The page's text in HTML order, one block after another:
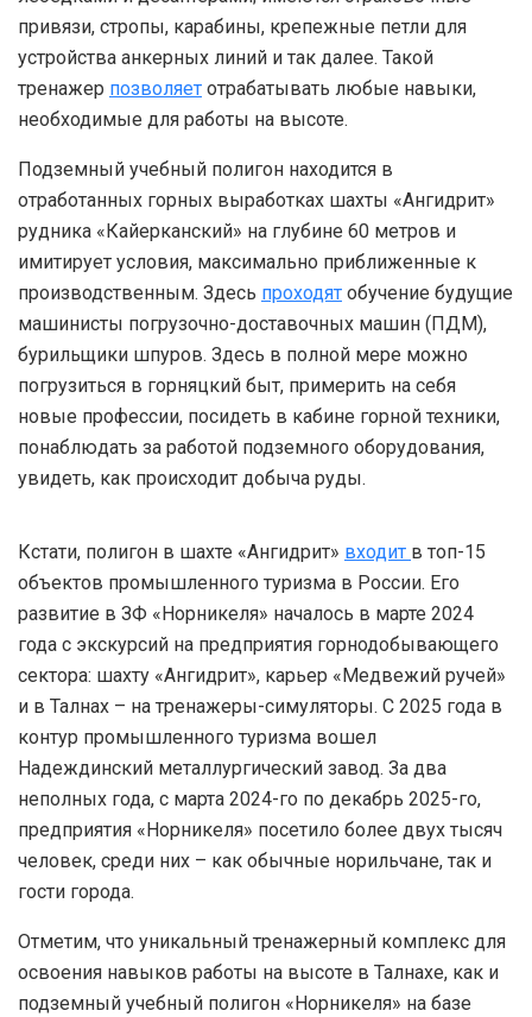
привязи, стропы, карабины, крепежные петли для
устройства анкерных линий и так далее. Такой
тренажер позволяет отрабатывать любые навыки,
необходимые для работы на высоте.
Подземный учебный полигон находится в
отработанных горных выработках шахты «Ангидрит»
рудника «Кайерканский» на глубине 60 метров и
имитирует условия, максимально приближенные к
производственным. Здесь проходят обучение будущие
машинисты погрузочно-доставочных машин (ПДМ),
бурильщики шпуров. Здесь в полной мере можно
погрузиться в горняцкий быт, примерить на себя
новые профессии, посидеть в кабине горной техники,
понаблюдать за работой подземного оборудования,
увидеть, как происходит добыча руды.
Кстати, полигон в шахте «Ангидрит» входит в топ-15
объектов промышленного туризма в России. Его
развитие в ЗФ «Норникеля» началось в марте 2024
года с экскурсий на предприятия горнодобывающего
сектора: шахту «Ангидрит», карьер «Медвежий ручей»
и в Талнах – на тренажеры-симуляторы. С 2025 года в
контур промышленного туризма вошел
Надеждинский металлургический завод. За два
неполных года, с марта 2024-го по декабрь 2025-го,
предприятия «Норникеля» посетило более двух тысяч
человек, среди них – как обычные норильчане, так и
гости города.
Отметим, что уникальный тренажерный комплекс для
освоения навыков работы на высоте в Талнахе, как и
подземный учебный полигон «Норникеля» на базе